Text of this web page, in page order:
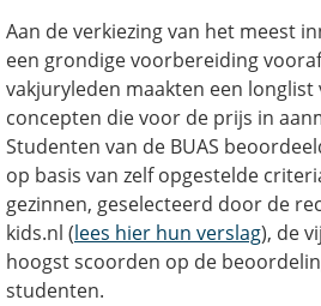
Aan de verkiezing van het meest
een grondige voorbereiding
vakjuryleden maakten een
concepten die voor de prijs in
Studenten van de BUAS
op basis van zelf opgestelde
gezinnen, geselecteerd door de
kids.nl (lees hier hun verslag), de
hoogst scoorden op de
studenten.